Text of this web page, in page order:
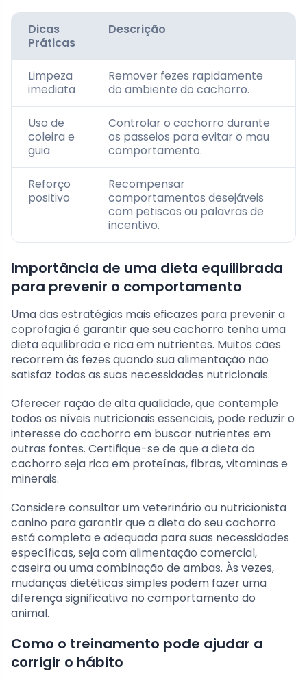
Dicas
Práticas
Descrição
Limpeza
imediata
Remover fezes rapidamente
do ambiente do cachorro.
Uso de
coleira e
guia
Controlar o cachorro durante
os passeios para evitar o mau
comportamento.
Reforço
positivo
Recompensar
comportamentos desejáveis
com petiscos ou palavras de
incentivo.
Importância de uma dieta equilibrada
para prevenir o comportamento
Uma das estratégias mais eficazes para prevenir a
coprofagia é garantir que seu cachorro tenha uma
dieta equilibrada e rica em nutrientes. Muitos cães
recorrem às fezes quando sua alimentação não
satisfaz todas as suas necessidades nutricionais.
Oferecer ração de alta qualidade, que contemple
todos os níveis nutricionais essenciais, pode reduzir o
interesse do cachorro em buscar nutrientes em
outras fontes. Certifique-se de que a dieta do
cachorro seja rica em proteínas, fibras, vitaminas e
minerais.
Considere consultar um veterinário ou nutricionista
canino para garantir que a dieta do seu cachorro
está completa e adequada para suas necessidades
específicas, seja com alimentação comercial,
caseira ou uma combinação de ambas. Às vezes,
mudanças dietéticas simples podem fazer uma
diferença significativa no comportamento do
animal.
Como o treinamento pode ajudar a
corrigir o hábito